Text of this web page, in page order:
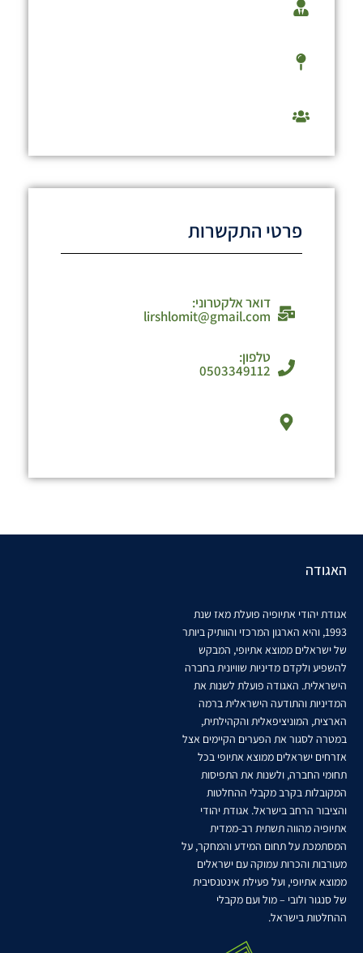
פרטי התקשרות
דואר אלקטרוני:
lirshlomit@gmail.com
טלפון:
0503349112
האגודה
אגודת יהודי אתיופיה פועלת מאז שנת
1993, והיא הארגון המרכזי והוותיק ביותר
של ישראלים ממוצא אתיופי, המבקש
להשפיע ולקדם מדיניות שוויונית בחברה
הישראלית. האגודה פועלת לשנות את
המדיניות והתודעה הישראלית ברמה
הארצית, המוניציפאלית והקהילתית,
במטרה לסגור את הפערים הקיימים אצל
אזרחים ישראלים ממוצא אתיופי בכל
תחומי החברה, ולשנות את התפיסות
המקובלות בקרב מקבלי ההחלטות
והציבור הרחב בישראל. אגודת יהודי
אתיופיה מהווה תשתית רב-ממדית
המסתמכת על תחום המידע והמחקר, על
מעורבות והכרות עמוקה עם ישראלים
ממוצא אתיופי, ועל פעילת אינטנסיבית
של סנגור ולובי – מול ועם מקבלי
ההחלטות בישראל.